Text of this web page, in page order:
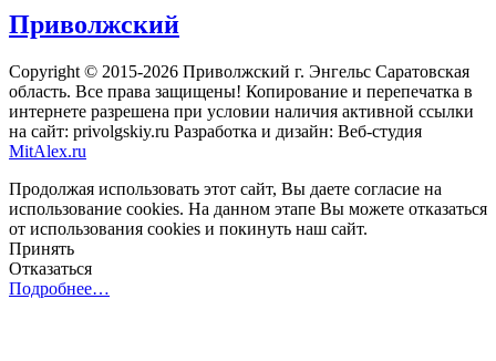
Приволжский
Copyright © 2015-2026 Приволжский г. Энгельс Саратовская
область. Все права защищены! Копирование и перепечатка в
интернете разрешена при условии наличия активной ссылки
на сайт: privolgskiy.ru Разработка и дизайн: Веб-студия
MitAlex.ru
Продолжая использовать этот сайт, Вы даете согласие на
использование cookies. На данном этапе Вы можете отказаться
от использования cookies и покинуть наш сайт.
Принять
Отказаться
Подробнее…